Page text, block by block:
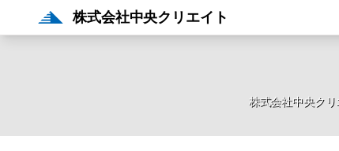
株式会社中央クリエイト
株式会社中央ク